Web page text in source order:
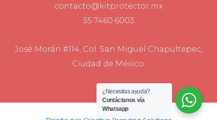
contacto@kitprotector.mx
55 7460 6003
José Morán #114, Col. San Miguel Chapultepec,
Ciudad de México.
¿Necesitas ayuda?
Contáctanos vía
Whatsapp